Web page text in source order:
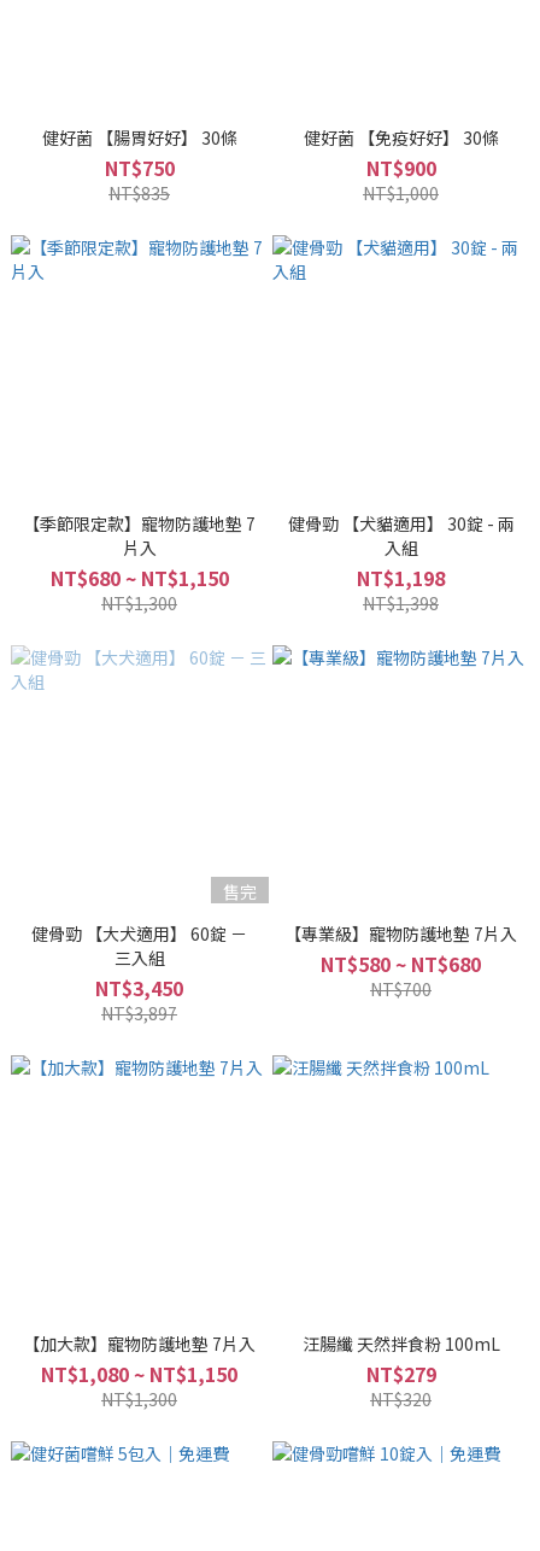
健好菌 【腸胃好好】 30條
NT$750
NT$835
健好菌 【免疫好好】 30條
NT$900
NT$1,000
【季節限定款】寵物防護地墊 7
片入
NT$680 ~ NT$1,150
NT$1,300
健骨勁 【犬貓適用】 30錠 - 兩
入組
NT$1,198
NT$1,398
售完
健骨勁 【大犬適用】 60錠 －
三入組
NT$3,450
NT$3,897
【專業級】寵物防護地墊 7片入
NT$580 ~ NT$680
NT$700
【加大款】寵物防護地墊 7片入
NT$1,080 ~ NT$1,150
NT$1,300
汪腸纖 天然拌食粉 100mL
NT$279
NT$320